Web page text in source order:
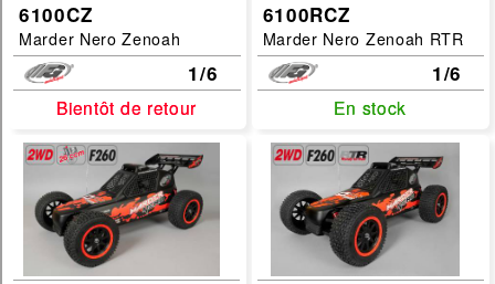
6100CZ
Marder Nero Zenoah
1/6
Bientôt de retour
Bientôt de retour
6100RCZ
Marder Nero Zenoah RTR
1/6
En stock
En stock